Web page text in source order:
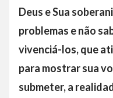
Deus e Sua
problemas e não
vivenciá-los, que
para mostrar sua
submeter, a